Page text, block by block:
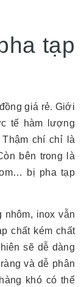
tạp
giá rẻ. Giới
tế hàm lượng
chí chỉ là
bên trong là
bị pha tạp
nhôm, inox vẫn
chất kém chất
sẽ dễ dàng
và dễ phân
khó có thể